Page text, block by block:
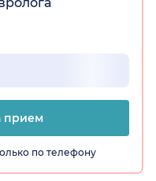
прием
по телефону